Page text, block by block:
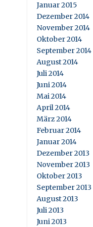
Januar 2015
Dezember 2014
November 2014
Oktober 2014
September 2014
August 2014
Juli 2014
Juni 2014
Mai 2014
April 2014
März 2014
Februar 2014
Januar 2014
Dezember 2013
November 2013
Oktober 2013
September 2013
August 2013
Juli 2013
Juni 2013